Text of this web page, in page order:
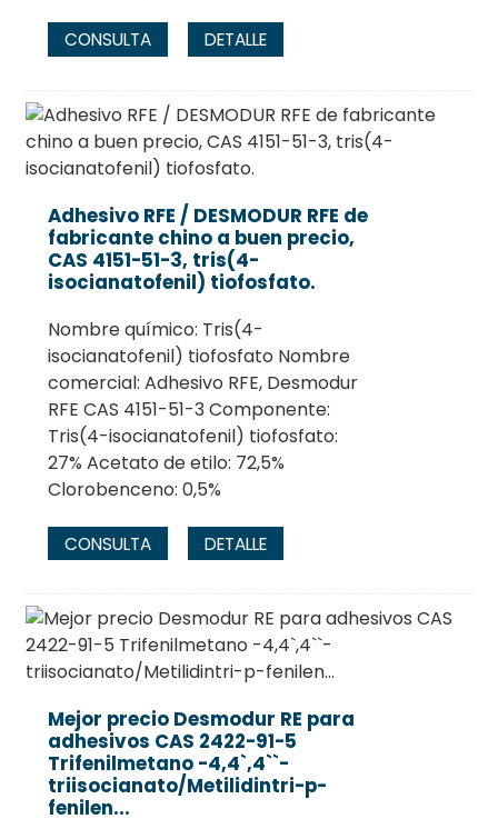
CONSULTA DETALLE
Adhesivo RFE / DESMODUR RFE de
fabricante chino a buen precio,
CAS 4151-51-3, tris(4-
isocianatofenil) tiofosfato.
Nombre químico: Tris(4-
isocianatofenil) tiofosfato Nombre
comercial: Adhesivo RFE, Desmodur
RFE CAS 4151-51-3 Componente:
Tris(4-isocianatofenil) tiofosfato:
27% Acetato de etilo: 72,5%
Clorobenceno: 0,5%
CONSULTA DETALLE
Mejor precio Desmodur RE para
adhesivos CAS 2422-91-5
Trifenilmetano -4,4`,4``-
triisocianato/Metilidintri-p-
fenilen...